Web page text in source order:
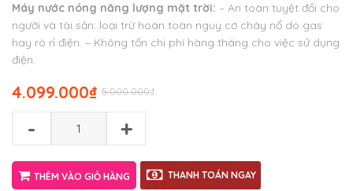
Máy nước nóng năng lượng mặt trời: – An toàn tuyệt đối cho
người và tài sản: loại trừ hoàn toàn nguy cơ cháy nổ do gas
hay rò rỉ điện. – Không tốn chi phí hàng tháng cho việc sử dụng
điện.
₫
5.000.000
₫
4.099.000
- +
THÊM VÀO GIỎ HÀNG THANH TOÁN NGAY